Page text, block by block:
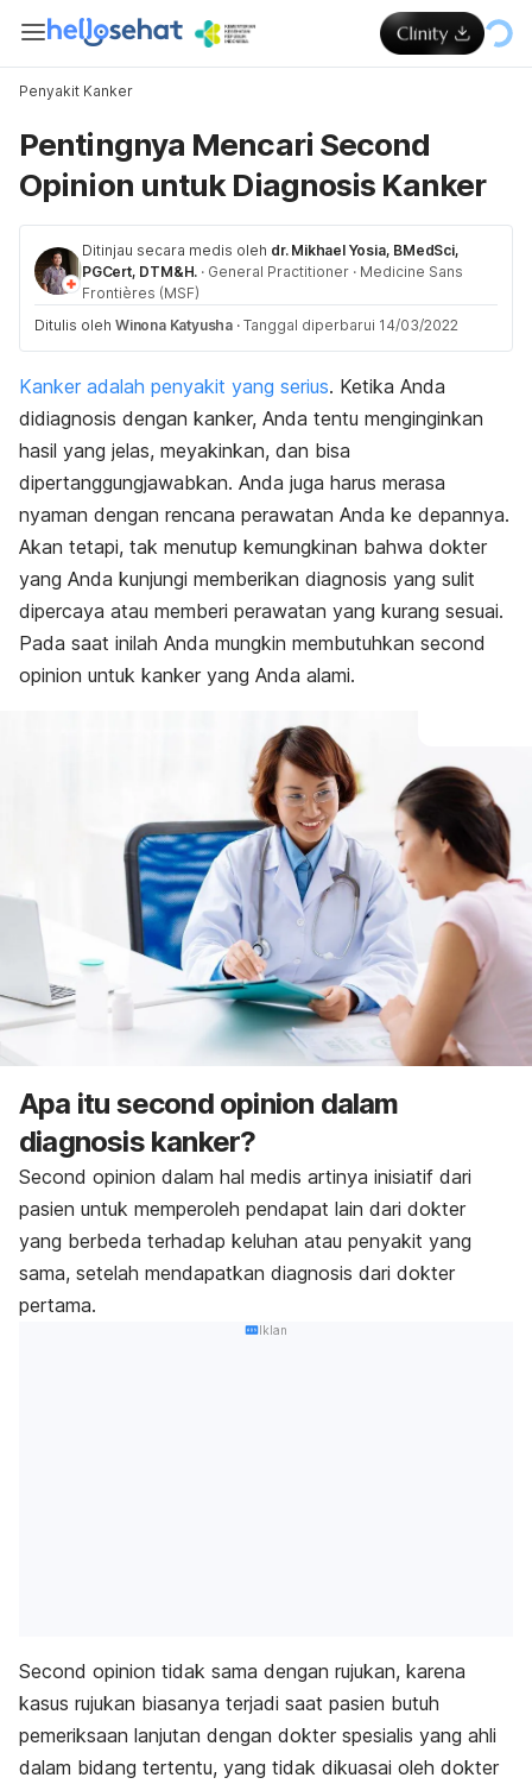
Penyakit Kanker
Pentingnya Mencari Second
Opinion untuk Diagnosis Kanker
Ditinjau secara medis oleh dr. Mikhael Yosia, BMedSci,
PGCert, DTM&H. · General Practitioner · Medicine Sans
Frontières (MSF)
Ditulis oleh Winona Katyusha · Tanggal diperbarui 14/03/2022
Kanker adalah penyakit yang serius. Ketika Anda
didiagnosis dengan kanker, Anda tentu menginginkan
hasil yang jelas, meyakinkan, dan bisa
dipertanggungjawabkan. Anda juga harus merasa
nyaman dengan rencana perawatan Anda ke depannya.
Akan tetapi, tak menutup kemungkinan bahwa dokter
yang Anda kunjungi memberikan diagnosis yang sulit
dipercaya atau memberi perawatan yang kurang sesuai.
Pada saat inilah Anda mungkin membutuhkan second
opinion untuk kanker yang Anda alami.
Apa itu second opinion dalam
diagnosis kanker?
Second opinion dalam hal medis artinya inisiatif dari
pasien untuk memperoleh pendapat lain dari dokter
yang berbeda terhadap keluhan atau penyakit yang
sama, setelah mendapatkan diagnosis dari dokter
pertama.
Iklan
Second opinion tidak sama dengan rujukan, karena
kasus rujukan biasanya terjadi saat pasien butuh
pemeriksaan lanjutan dengan dokter spesialis yang ahli
dalam bidang tertentu, yang tidak dikuasai oleh dokter